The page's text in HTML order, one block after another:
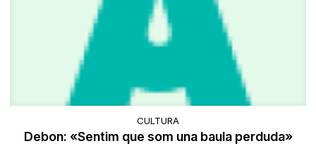
CULTURA
Debon: «Sentim que som una baula perduda»